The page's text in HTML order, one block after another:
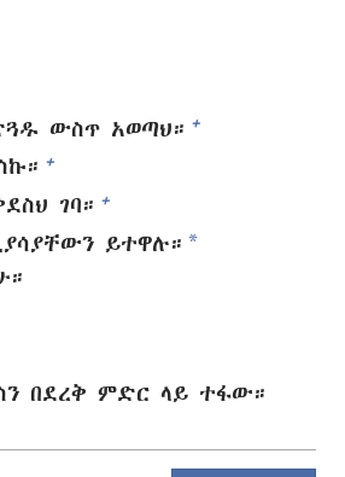
ውስጥ አወጣህ። +
+
ገባ። +
ይተዋሉ። *
በደረቅ ምድር ላይ ተፋው።